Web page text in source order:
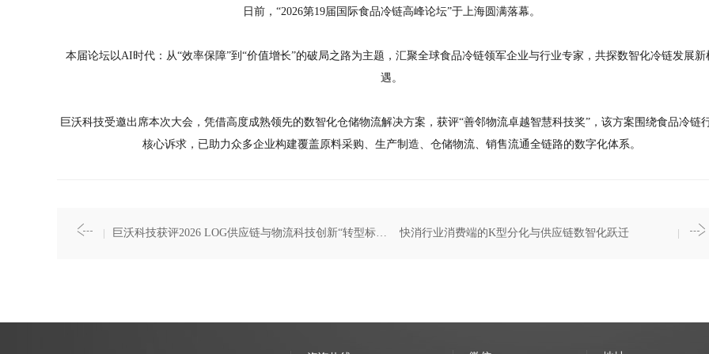
日前，“2026第19届国际食品冷链高峰论坛”于上海圆满落幕。
本届论坛以AI时代：从“效率保障”到“价值增长”的破局之路为主题，汇聚全球食品冷链领军企业与行业专家，共探数智化冷链发展新
遇。
巨沃科技受邀出席本次大会，凭借高度成熟领先的数智化仓储物流解决方案，获评“善邻物流卓越智慧科技奖”，该方案围绕食品冷链
核心诉求，已助力众多企业构建覆盖原料采购、生产制造、仓储物流、销售流通全链路的数字化体系。
巨沃科技获评2026 LOG供应链与物流科技创新“转型标杆奖” 快消行业消费端的K型分化与供应链数智化跃迁